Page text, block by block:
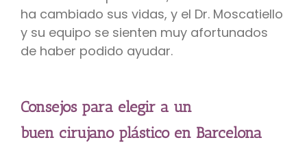
ha cambiado sus vidas, y el Dr. Moscatiello
y su equipo se sienten muy afortunados
de haber podido ayudar.
Consejos para elegir a un
buen cirujano plástico en Barcelona